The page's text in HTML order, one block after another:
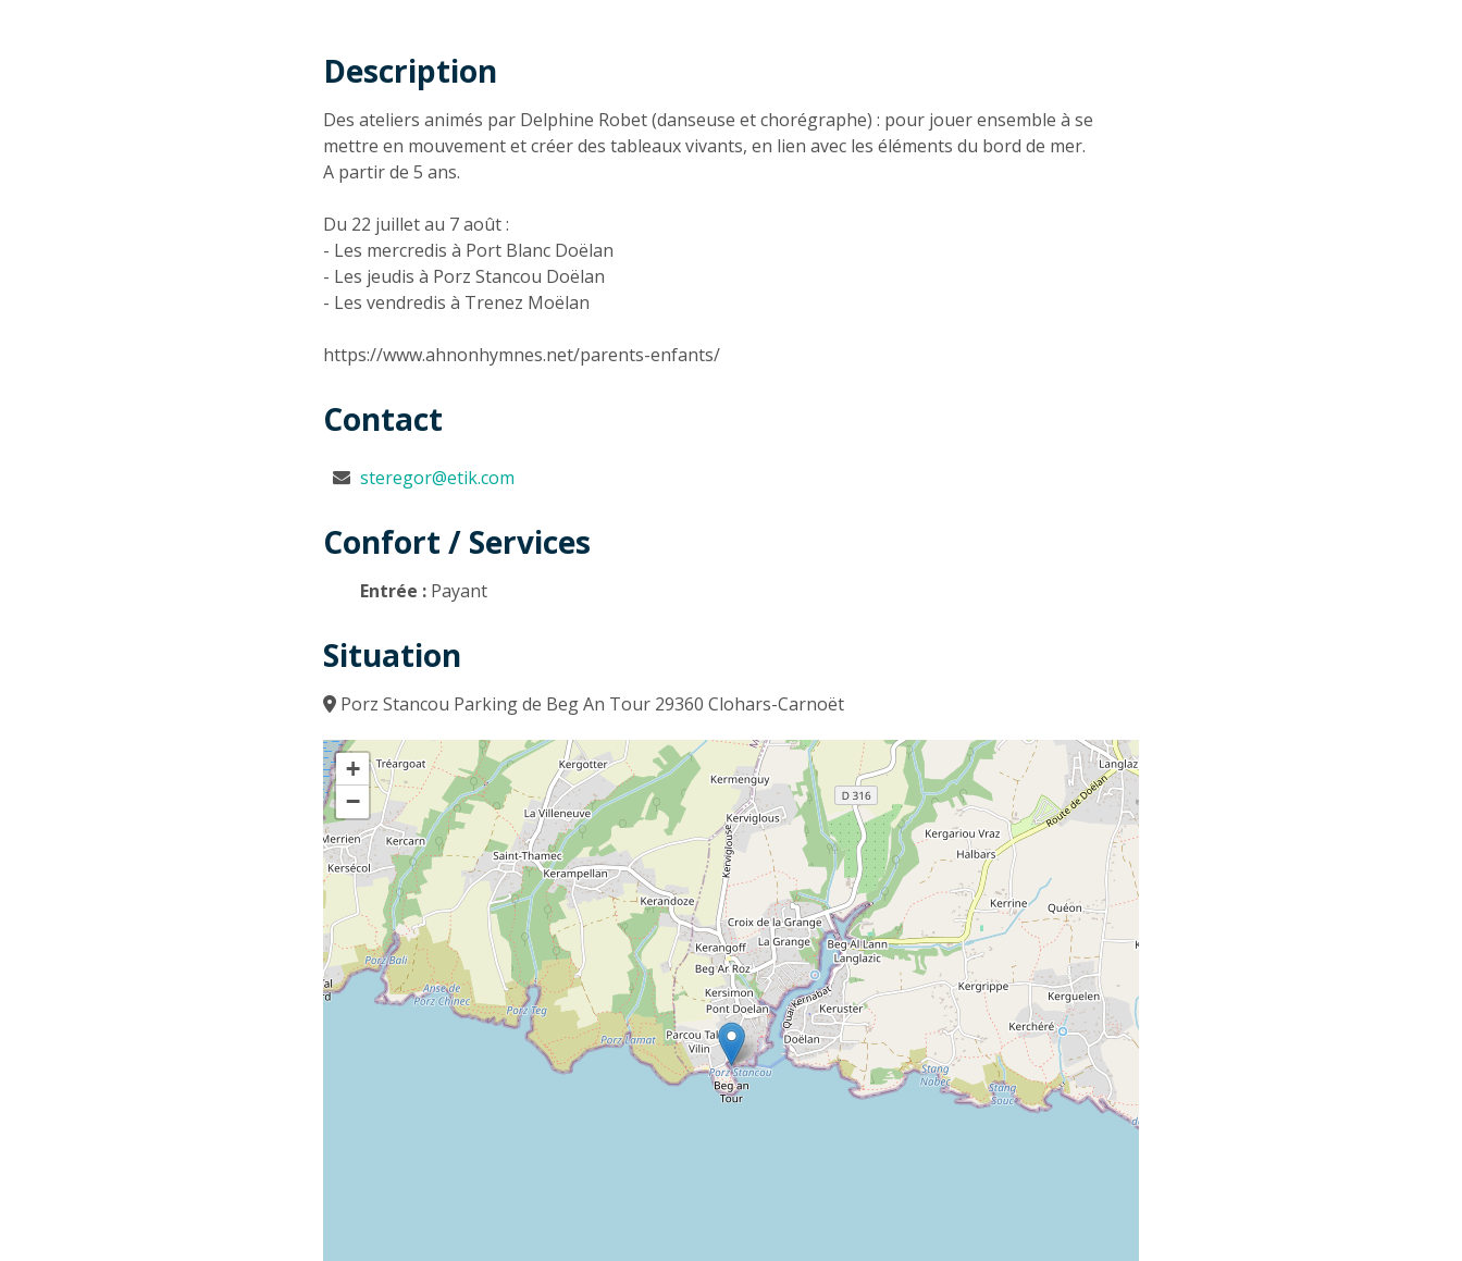
Description
Description
Des ateliers animés par Delphine Robet (danseuse et chorégraphe) : pour jouer ensemble à se
mettre en mouvement et créer des tableaux vivants, en lien avec les éléments du bord de mer.
A partir de 5 ans.
Du 22 juillet au 7 août :
- Les mercredis à Port Blanc Doëlan
- Les jeudis à Porz Stancou Doëlan
- Les vendredis à Trenez Moëlan
https://www.ahnonhymnes.net/parents-enfants/
Contact
steregor@etik.com
Confort / Services
Entrée : Payant
Situation
Porz Stancou Parking de Beg An Tour 29360 Clohars-Carnoët
+
−